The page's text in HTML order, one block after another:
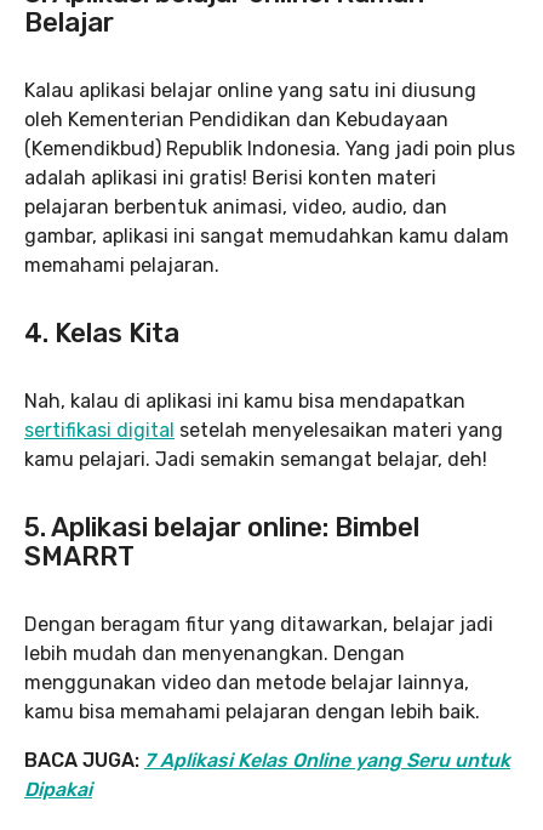
Belajar
Kalau aplikasi belajar online yang satu ini diusung
oleh Kementerian Pendidikan dan Kebudayaan
(Kemendikbud) Republik Indonesia. Yang jadi poin plus
adalah aplikasi ini gratis! Berisi konten materi
pelajaran berbentuk animasi, video, audio, dan
gambar, aplikasi ini sangat memudahkan kamu dalam
memahami pelajaran.
4. Kelas Kita
Nah, kalau di aplikasi ini kamu bisa mendapatkan
sertifikasi digital setelah menyelesaikan materi yang
kamu pelajari. Jadi semakin semangat belajar, deh!
5. Aplikasi belajar online: Bimbel
SMARRT
Dengan beragam fitur yang ditawarkan, belajar jadi
lebih mudah dan menyenangkan. Dengan
menggunakan video dan metode belajar lainnya,
kamu bisa memahami pelajaran dengan lebih baik.
BACA JUGA: 7 Aplikasi Kelas Online yang Seru untuk
Dipakai